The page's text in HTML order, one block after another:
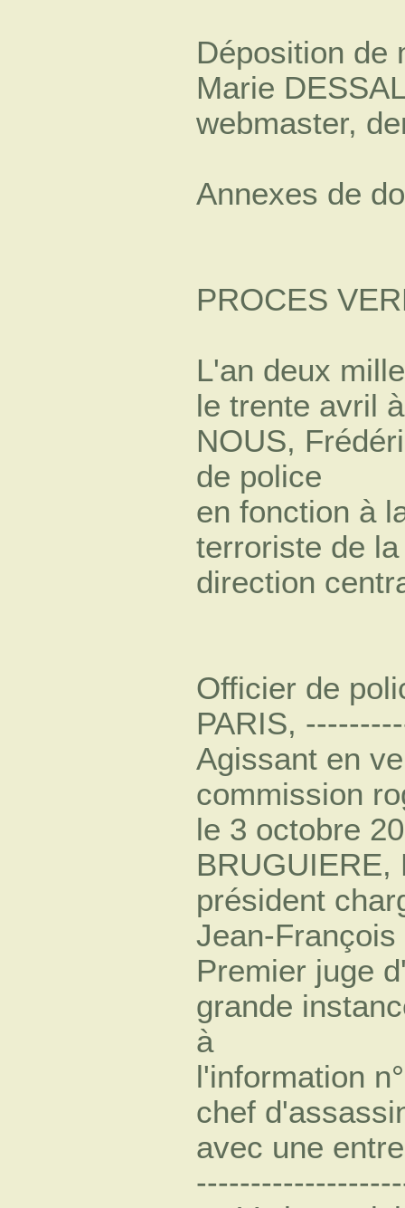
Déposition de
Marie
webmaster,
Annexes de
PROCES
L'an deux
le trente avril
NOUS,
de police
en fonction à
terroriste de la
direction
Officier de
PARIS,
Agissant en
commission
le 3 octobre
BRUGUIERE,
président
Jean-
Premier juge
grande
à
l'information
chef
avec une